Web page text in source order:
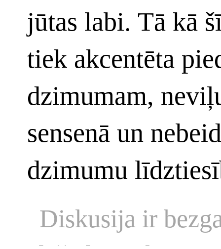
jūtas labi. Tā kā
tiek akcentēta
dzimumam,
sensenā un
dzimumu
Diskusija ir